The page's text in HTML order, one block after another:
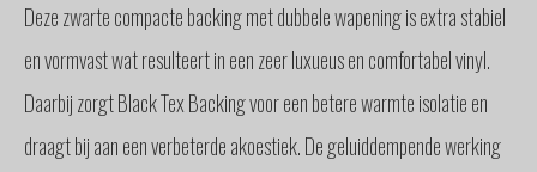
Deze zwarte compacte backing met dubbele wapening is extra stabiel
en vormvast wat resulteert in een zeer luxueus en comfortabel vinyl.
Daarbij zorgt Black Tex Backing voor een betere warmte isolatie en
draagt bij aan een verbeterde akoestiek. De geluiddempende werking